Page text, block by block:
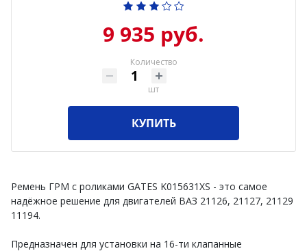
9 935 руб.
Количество
шт
КУПИТЬ
Ремень ГРМ с роликами GATES K015631XS - это самое
надёжное решение для двигателей ВАЗ 21126, 21127, 21129
11194.
Предназначен для установки на 16-ти клапанные